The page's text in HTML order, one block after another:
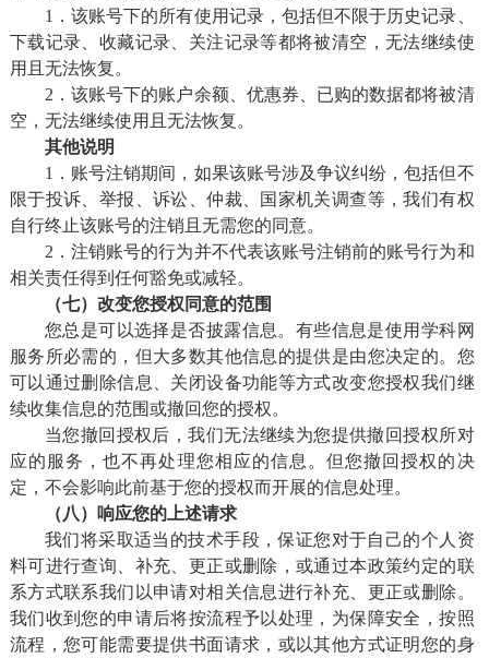
1．该账号下的所有使用记录，包括但不限于历史记录、
下载记录、收藏记录、关注记录等都将被清空，无法继续使
用且无法恢复。
2．该账号下的账户余额、优惠券、已购的数据都将被清
空，无法继续使用且无法恢复。
其他说明
1．账号注销期间，如果该账号涉及争议纠纷，包括但不
限于投诉、举报、诉讼、仲裁、国家机关调查等，我们有权
自行终止该账号的注销且无需您的同意。
2．注销账号的行为并不代表该账号注销前的账号行为和
相关责任得到任何豁免或减轻。
（七）改变您授权同意的范围
您总是可以选择是否披露信息。有些信息是使用学科网
服务所必需的，但大多数其他信息的提供是由您决定的。您
可以通过删除信息、关闭设备功能等方式改变您授权我们继
续收集信息的范围或撤回您的授权。
当您撤回授权后，我们无法继续为您提供撤回授权所对
应的服务，也不再处理您相应的信息。但您撤回授权的决
定，不会影响此前基于您的授权而开展的信息处理。
（八）响应您的上述请求
我们将采取适当的技术手段，保证您对于自己的个人资
料可进行查询、补充、更正或删除，或通过本政策约定的联
系方式联系我们以申请对相关信息进行补充、更正或删除。
我们收到您的申请后将按流程予以处理，为保障安全，按照
流程，您可能需要提供书面请求，或以其他方式证明您的身